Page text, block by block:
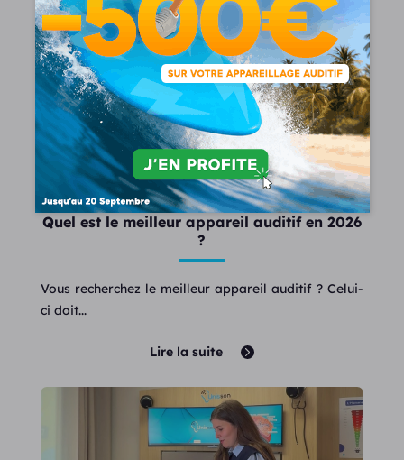
Quel est le meilleur appareil auditif en 2026
?
Vous recherchez le meilleur appareil auditif ? Celui-
ci doit...
Lire la suite